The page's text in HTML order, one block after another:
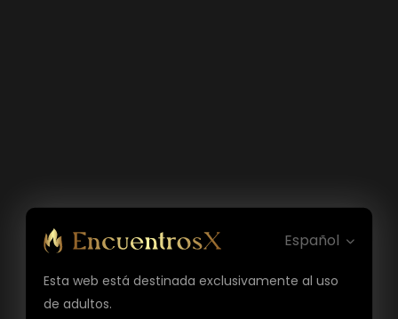
Español
Esta web está destinada exclusivamente al uso
de adultos.